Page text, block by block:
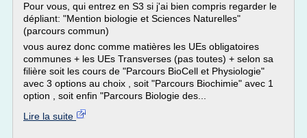
Pour vous, qui entrez en S3 si j'ai bien compris regarder le
dépliant: "Mention biologie et Sciences Naturelles"
(parcours commun)
vous aurez donc comme matières les UEs obligatoires
communes + les UEs Transverses (pas toutes) + selon sa
filière soit les cours de "Parcours BioCell et Physiologie"
avec 3 options au choix , soit "Parcours Biochimie" avec 1
option , soit enfin "Parcours Biologie des...
Lire la suite